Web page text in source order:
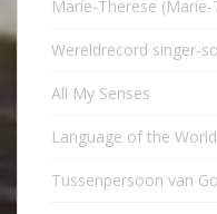
Marie-Therese (Marie-
Wereldrecord singer-
All My Senses
Language of the
Tussenpersoon van